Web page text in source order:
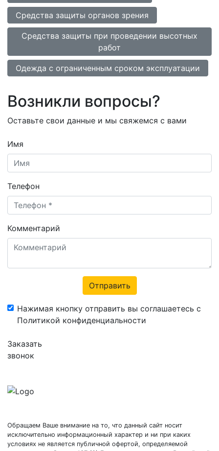
Средства защиты органов зрения
Средства защиты при проведении высотных
работ
Одежда с ограниченным сроком эксплуатации
Возникли вопросы?
Оставьте свои данные и мы свяжемся с вами
Имя
Телефон
Комментарий
Отправить
Нажимая кнопку отправить вы соглашаетесь с
Политикой конфиденциальности
Заказать
звонок
Обращаем Ваше внимание на то, что данный сайт носит
исключительно информационный характер и ни при каких
условиях не является публичной офертой, определяемой